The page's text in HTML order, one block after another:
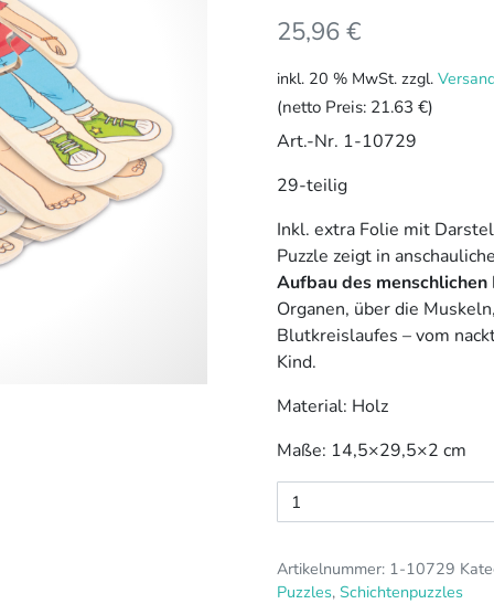
25,96€
inkl. 20 % MwSt. zzgl.
(netto Preis: 21.63 €)
Art.-Nr. 1-10729
29-teilig
Inkl. extra Folie mit
Puzzle zeigt in
Aufbau des menschlichen
Organen, über die
Blutkreislaufes – vom
Kind.
Material: Holz
Maße: 14,5×29,5×2 cm
Körper
Puzzle
Menge
Artikelnummer: 1-10729
Puzzles, Schichtenpuzzles